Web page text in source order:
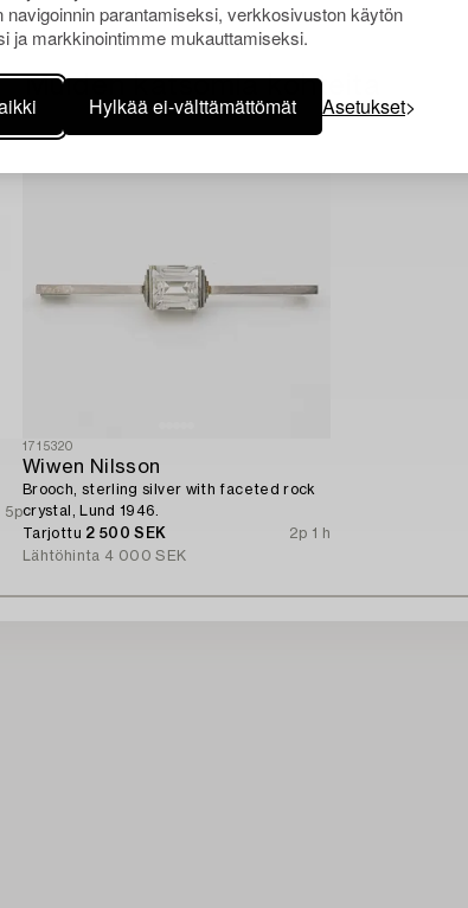
parantamiseksi, verkkosivuston käytön
ja markkinointimme mukauttamiseksi.
Hylkää ei-välttämättömät Asetukset
Muiden katsomia kohteita
5p
1715320
Wiwen Nilsson
Brooch, sterling silver with faceted rock
crystal, Lund 1946.
Tarjottu 2 500 SEK
2p 1 h
Lähtöhinta 4 000 SEK